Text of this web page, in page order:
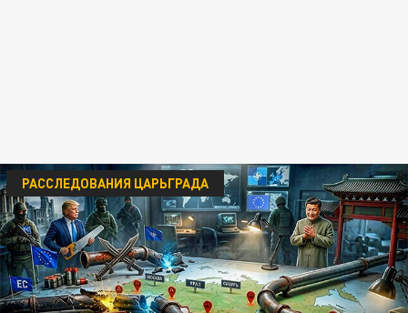
РАССЛЕДОВАНИЯ ЦАРЬГРАДА